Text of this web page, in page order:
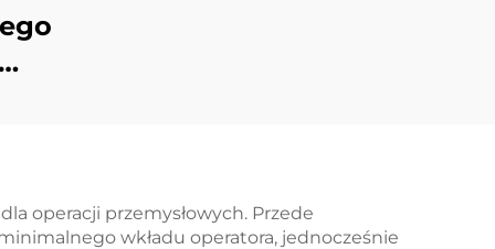
operacji przemysłowych. Przede
wkładu operatora, jednocześnie